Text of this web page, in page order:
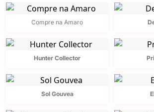
Compre na Amaro
Hunter Collector
Sol Gouvea